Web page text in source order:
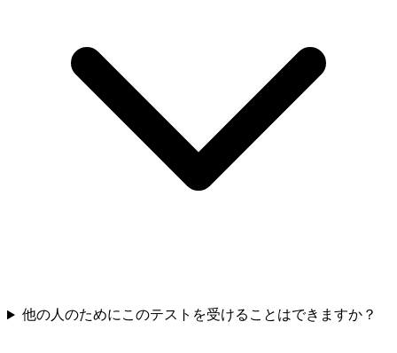
他の人のためにこのテストを受けることはできますか？